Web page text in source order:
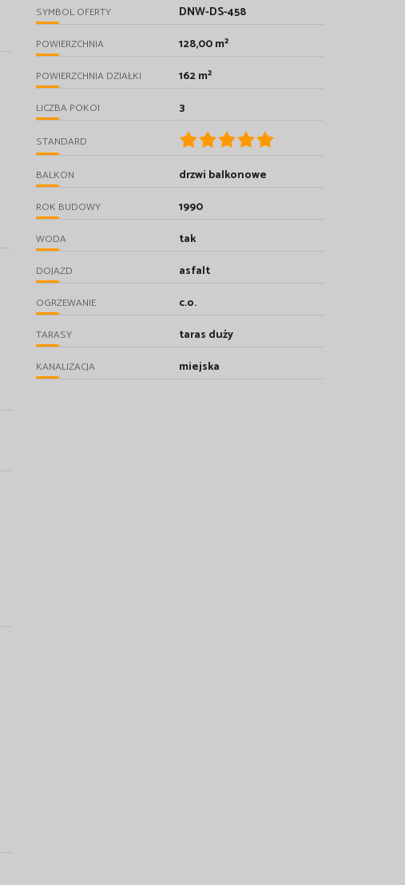
SYMBOL OFERTY DNW-DS-458
POWIERZCHNIA 128,00 m²
POWIERZCHNIA DZIAŁKI 162 m²
LICZBA POKOI 3
STANDARD
BALKON drzwi balkonowe
ROK BUDOWY 1990
WODA tak
DOJAZD asfalt
OGRZEWANIE c.o.
TARASY taras duży
KANALIZACJA miejska